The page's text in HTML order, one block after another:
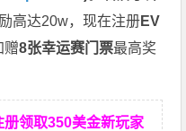
高达20w，现在注册EV
赠8张幸运赛门票最高奖
领取350美金新玩家